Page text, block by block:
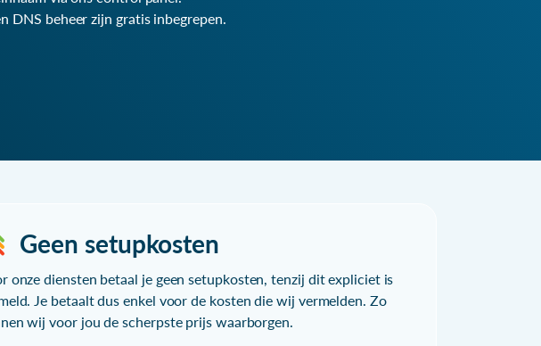
DNS beheer zijn gratis inbegrepen.
Geen setupkosten
onze diensten betaal je geen setupkosten, tenzij dit expliciet is
Je betaalt dus enkel voor de kosten die wij vermelden. Zo
wij voor jou de scherpste prijs waarborgen.